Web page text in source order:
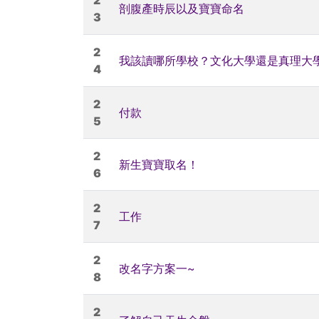
3
剖腹產時辰以及寶寶命名
2
4
我該讀哪所學校？文化大學還是真理大
2
5
付款
2
6
新生寶寶取名！
2
7
工作
2
8
改名字方案一~
2